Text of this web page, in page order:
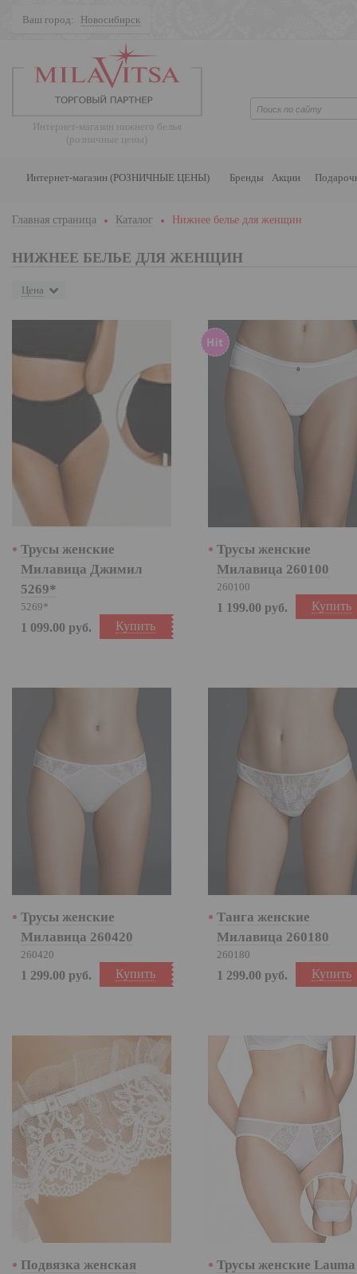
Ваш город: Новосибирск
Интернет-магазин нижнего белья
(розничные цены)
Интернет-магазин (РОЗНИЧНЫЕ ЦЕНЫ) Бренды Акции
Главная страница Каталог Нижнее белье для женщин
НИЖНЕЕ БЕЛЬЕ ДЛЯ ЖЕНЩИН
Цена
Трусы женские
Милавица Джимил
5269*
5269*
Купить
1 099.00 руб.
Трусы женские
Милавица 260100
260100
Купить
1 199.00 руб.
Трусы женские
Милавица 260420
260420
Купить
1 299.00 руб.
Танга женские
Милавица 260180
260180
Купить
1 299.00 руб.
Подвязка женская
Трусы женские Lauma